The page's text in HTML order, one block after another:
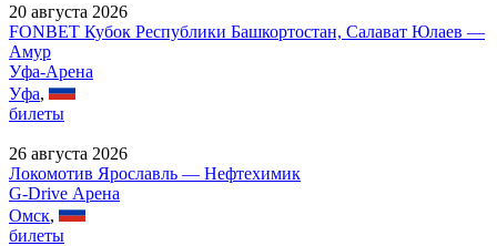
20 августа 2026
FONBET Кубок Республики Башкортостан, Салават Юлаев —
Амур
Уфа-Арена
Уфа,
билеты
26 августа 2026
Локомотив Ярославль — Нефтехимик
G-Drive Арена
Омск,
билеты